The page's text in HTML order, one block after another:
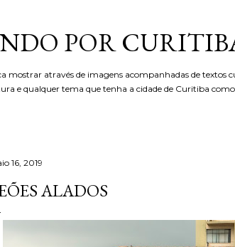
POR
mostrar através de imagens acompanhadas de textos
e qualquer tema que tenha a cidade de Curitiba
16, 2019
ALADOS